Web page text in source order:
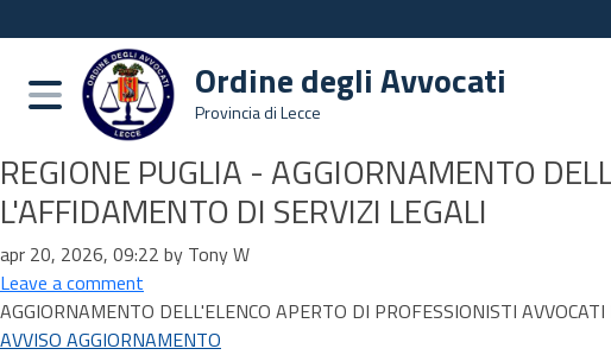
Burger menu Ordine degli Avvocati
Provincia di Lecce
REGIONE PUGLIA - AGGIORNAMENTO
L'AFFIDAMENTO DI SERVIZI LEGALI
apr 20, 2026, 09:22 by Tony W
Leave a comment
AGGIORNAMENTO DELL'ELENCO APERTO DI PROFESSIONISTI
AVVISO AGGIORNAMENTO